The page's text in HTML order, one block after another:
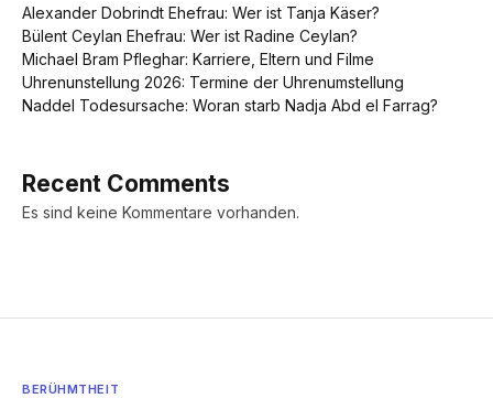
Alexander Dobrindt Ehefrau: Wer ist Tanja Käser?
Bülent Ceylan Ehefrau: Wer ist Radine Ceylan?
Michael Bram Pfleghar: Karriere, Eltern und Filme
Uhrenunstellung 2026: Termine der Uhrenumstellung
Naddel Todesursache: Woran starb Nadja Abd el Farrag?
Recent Comments
Es sind keine Kommentare vorhanden.
BERÜHMTHEIT